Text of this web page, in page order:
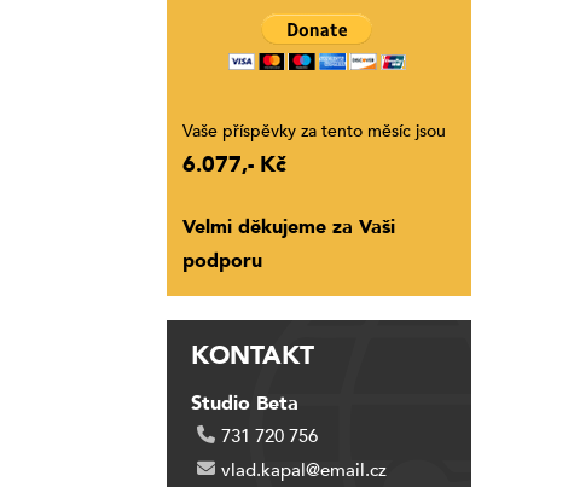
Vaše příspěvky za tento měsíc jsou
6.077,- Kč
Velmi děkujeme za Vaši
podporu
KONTAKT
Studio Beta
731 720 756
vlad.kapal@email.cz